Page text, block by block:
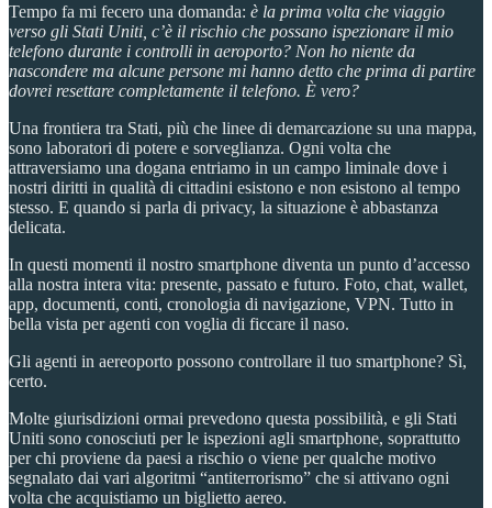
Tempo fa mi fecero una domanda: è la prima volta che viaggio
verso gli Stati Uniti, c’è il rischio che possano ispezionare il mio
telefono durante i controlli in aeroporto? Non ho niente da
nascondere ma alcune persone mi hanno detto che prima di partire
dovrei resettare completamente il telefono. È vero?
Una frontiera tra Stati, più che linee di demarcazione su una mappa,
sono laboratori di potere e sorveglianza. Ogni volta che
attraversiamo una dogana entriamo in un campo liminale dove i
nostri diritti in qualità di cittadini esistono e non esistono al tempo
stesso. E quando si parla di privacy, la situazione è abbastanza
delicata.
In questi momenti il nostro smartphone diventa un punto d’accesso
alla nostra intera vita: presente, passato e futuro. Foto, chat, wallet,
app, documenti, conti, cronologia di navigazione, VPN. Tutto in
bella vista per agenti con voglia di ficcare il naso.
Gli agenti in aereoporto possono controllare il tuo smartphone? Sì,
certo.
Molte giurisdizioni ormai prevedono questa possibilità, e gli Stati
Uniti sono conosciuti per le ispezioni agli smartphone, soprattutto
per chi proviene da paesi a rischio o viene per qualche motivo
segnalato dai vari algoritmi “antiterrorismo” che si attivano ogni
volta che acquistiamo un biglietto aereo.